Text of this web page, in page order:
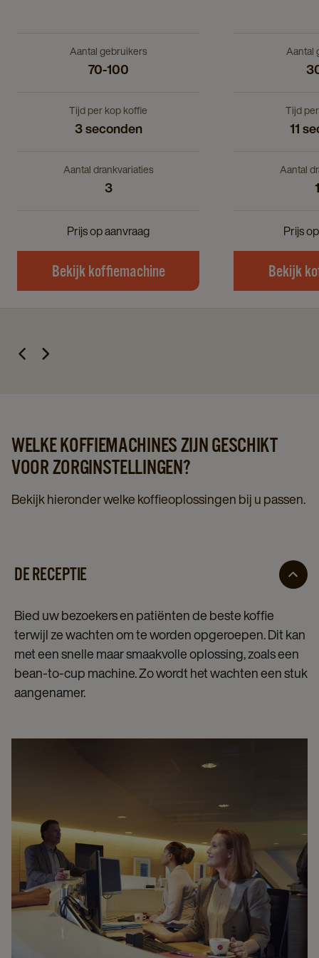
Aantal gebruikers
70-100
Tijd per kop koffie
3 seconden
Aantal drankvariaties
3
Prijs op aanvraag
Bekijk koffiemachine
Aantal
Tijd
11
Aantal
Prijs
Bekijk
WELKE KOFFIEMACHINES ZIJN GESCHIKT
VOOR ZORGINSTELLINGEN?
Bekijk hieronder welke koffieoplossingen bij u passen.
DE RECEPTIE
Bied uw bezoekers en patiënten de beste koffie
terwijl ze wachten om te worden opgeroepen. Dit kan
met een snelle maar smaakvolle oplossing, zoals een
bean-to-cup machine. Zo wordt het wachten een stuk
aangenamer.